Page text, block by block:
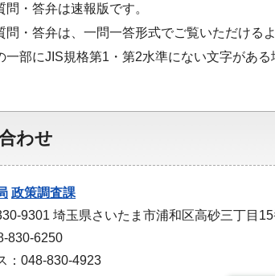
問・答弁は速報版です。
問・答弁は、一問一答形式でご覧いただける
一部にJIS規格第1・第2水準にない文字があ
わせ
政策調査課
9301 埼玉県さいたま市浦和区高砂三丁目
830-6250
：048-830-4923